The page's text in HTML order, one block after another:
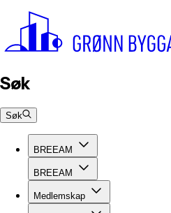
Søk
Søk
BREEAM
BREEAM
Medlemskap